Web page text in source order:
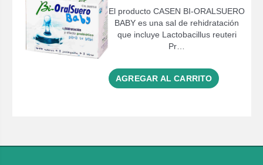
El producto CASEN BI-ORALSUERO
BABY es una sal de rehidratación
que incluye Lactobacillus reuteri
Pr…
AGREGAR AL CARRITO